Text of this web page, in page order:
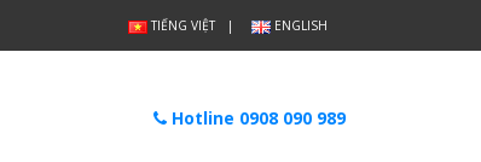
TIẾNG VIỆT ENGLISH
Hotline 0908 090 989